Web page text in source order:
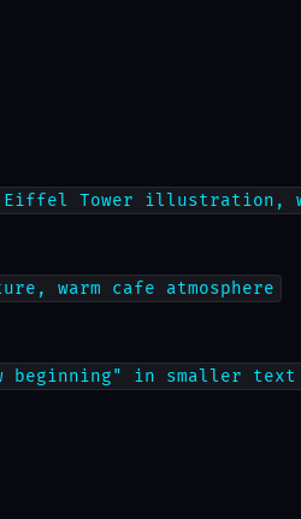
Tower illustration,
warm cafe atmosphere
in smaller text